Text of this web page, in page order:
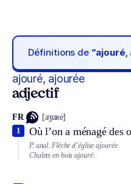
Définitions de “ajouré,
ajouré, ajourée
adjectif
FR [aʒuʀe]
Où l’on a ménagé des
1
P. anal. Flèche d’église ajourée.
Chalets en bois ajouré.